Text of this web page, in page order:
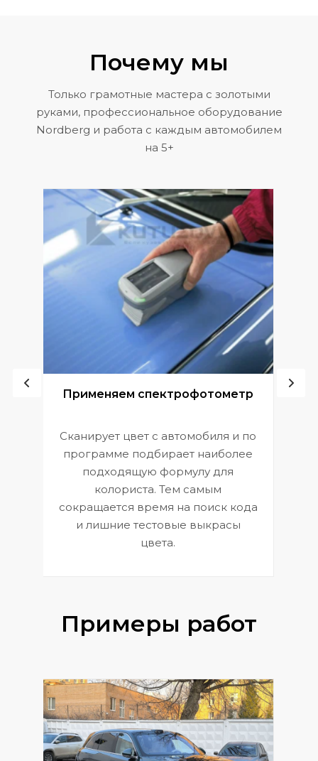
Почему мы
Только грамотные мастера с золотыми
руками, профессиональное оборудование
Nordberg и работа с каждым автомобилем
на 5+
Применяем спектрофотометр
Сканирует цвет с автомобиля и по
программе подбирает наиболее
подходящую формулу для
колориста. Тем самым
сокращается время на поиск кода
и лишние тестовые выкрасы
цвета.
Примеры работ